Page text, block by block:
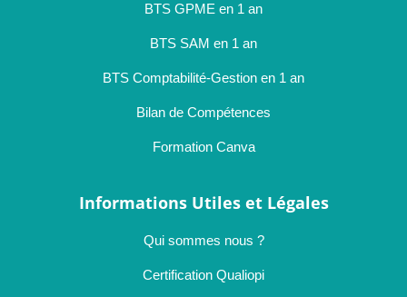
BTS GPME en 1 an
BTS SAM en 1 an
BTS Comptabilité-Gestion en 1 an
Bilan de Compétences
Formation Canva
Informations Utiles et Légales
Qui sommes nous ?
Certification Qualiopi